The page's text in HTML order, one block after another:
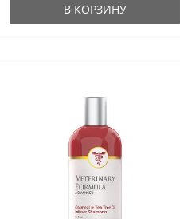
В КОРЗИНУ